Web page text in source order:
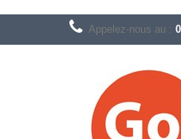
Appelez-nous au :